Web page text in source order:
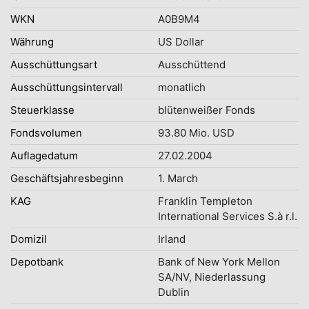
WKN
A0B9M4
Währung
US Dollar
Ausschüttungsart
Ausschüttend
Ausschüttungsintervall
monatlich
Steuerklasse
blütenweißer Fonds
Fondsvolumen
93.80 Mio. USD
Auflagedatum
27.02.2004
Geschäftsjahresbeginn
1. March
KAG
Franklin Templeton
International Services S.à r.l.
Domizil
Irland
Depotbank
Bank of New York Mellon
SA/NV, Niederlassung
Dublin